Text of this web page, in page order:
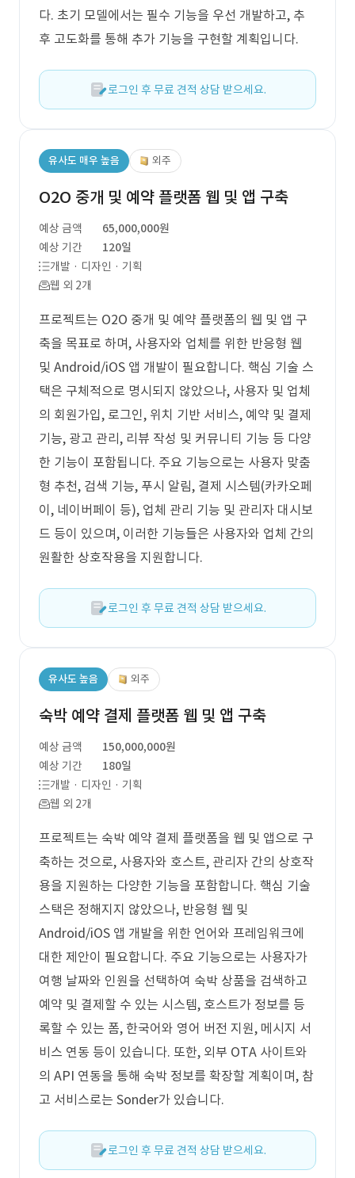
다. 초기 모델에서는 필수 기능을 우선 개발하고, 추
후 고도화를 통해 추가 기능을 구현할 계획입니다.
로그인 후 무료 견적 상담 받으세요.
유사도 매우 높음 외주
O2O 중개 및 예약 플랫폼 웹 및 앱 구축
예상 금액
65,000,000원
예상 기간
120일
개발 · 디자인 · 기획
웹 외 2개
프로젝트는 O2O 중개 및 예약 플랫폼의 웹 및 앱 구
축을 목표로 하며, 사용자와 업체를 위한 반응형 웹
및 Android/iOS 앱 개발이 필요합니다. 핵심 기술 스
택은 구체적으로 명시되지 않았으나, 사용자 및 업체
의 회원가입, 로그인, 위치 기반 서비스, 예약 및 결제
기능, 광고 관리, 리뷰 작성 및 커뮤니티 기능 등 다양
한 기능이 포함됩니다. 주요 기능으로는 사용자 맞춤
형 추천, 검색 기능, 푸시 알림, 결제 시스템(카카오페
이, 네이버페이 등), 업체 관리 기능 및 관리자 대시보
드 등이 있으며, 이러한 기능들은 사용자와 업체 간의
원활한 상호작용을 지원합니다.
로그인 후 무료 견적 상담 받으세요.
유사도 높음 외주
숙박 예약 결제 플랫폼 웹 및 앱 구축
예상 금액
150,000,000원
예상 기간
180일
개발 · 디자인 · 기획
웹 외 2개
프로젝트는 숙박 예약 결제 플랫폼을 웹 및 앱으로 구
축하는 것으로, 사용자와 호스트, 관리자 간의 상호작
용을 지원하는 다양한 기능을 포함합니다. 핵심 기술
스택은 정해지지 않았으나, 반응형 웹 및
Android/iOS 앱 개발을 위한 언어와 프레임워크에
대한 제안이 필요합니다. 주요 기능으로는 사용자가
여행 날짜와 인원을 선택하여 숙박 상품을 검색하고
예약 및 결제할 수 있는 시스템, 호스트가 정보를 등
록할 수 있는 폼, 한국어와 영어 버전 지원, 메시지 서
비스 연동 등이 있습니다. 또한, 외부 OTA 사이트와
의 API 연동을 통해 숙박 정보를 확장할 계획이며, 참
고 서비스로는 Sonder가 있습니다.
로그인 후 무료 견적 상담 받으세요.